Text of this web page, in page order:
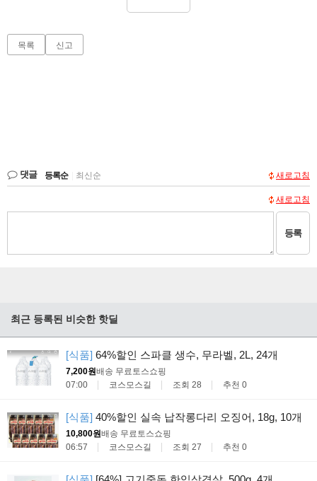
목록 신고
댓글 등록순 최신순 새로고침
새로고침
등록
최근 등록된 비슷한 핫딜
[식품] 64%할인 스파클 생수, 무라벨, 2L, 24개
7,200원배송 무료 토스쇼핑
07:00
코스모스길 조회 28 추천 0
[식품] 40%할인 실속 납작롱다리 오징어, 18g, 10개
10,800원배송 무료 토스쇼핑
06:57
코스모스길 조회 27 추천 0